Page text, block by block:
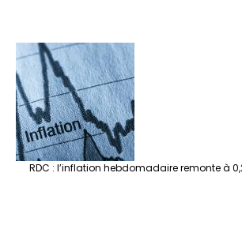
RDC : l’inflation hebdomadaire remonte à